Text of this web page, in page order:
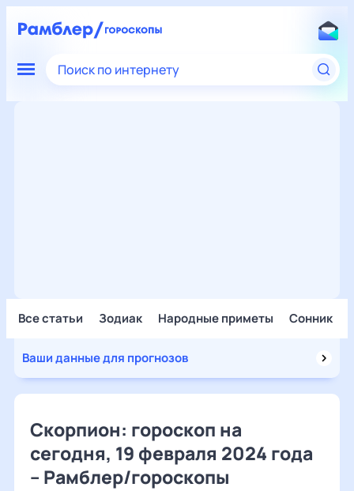
Поиск по интернету
Все статьи Зодиак Народные приметы Сонник
Ваши данные для прогнозов
Скорпион: гороскоп на
сегодня, 19 февраля 2024 года
– Рамблер/гороскопы